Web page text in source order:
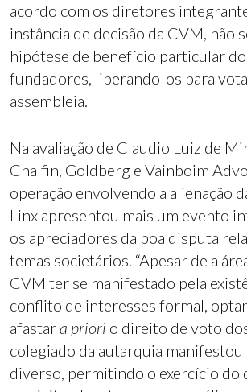
acordo com os diretores
instância de decisão da CVM, não
hipótese de benefício particular
fundadores, liberando-os para
assembleia.
Na avaliação de Claudio Luiz de
Chalfin, Goldberg e Vainboim
operação envolvendo a alienação
Linx apresentou mais um evento
os apreciadores da boa disputa
temas societários. “Apesar de a
CVM ter se manifestado pela
conflito de interesses formal,
afastara priori o direito de voto
colegiado da autarquia
diverso, permitindo o exercício do